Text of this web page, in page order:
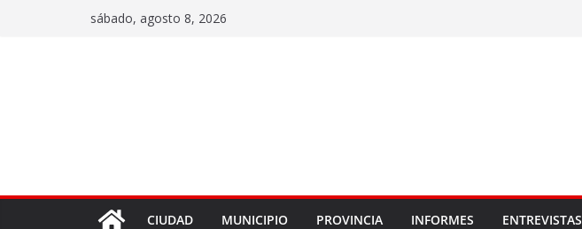
sábado, agosto 8, 2026
CIUDAD MUNICIPIO PROVINCIA INFORMES ENTREVISTAS